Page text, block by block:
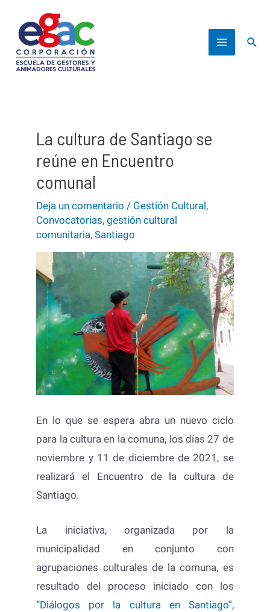
contenido
Main
La cultura de Santiago se
reúne en Encuentro
comunal
Deja un comentario / Gestión Cultural,
Convocatorias,gestión cultural
comunitaria,Santiago
En lo que se espera abra un nuevo ciclo
para la cultura en la comuna, los días 27 de
noviembre y 11 de diciembre de 2021, se
realizará el Encuentro de la cultura de
Santiago.
La iniciativa, organizada por la
municipalidad en conjunto con
agrupaciones culturales de la comuna, es
resultado del proceso iniciado con los
“Diálogos por la cultura en Santiago”,